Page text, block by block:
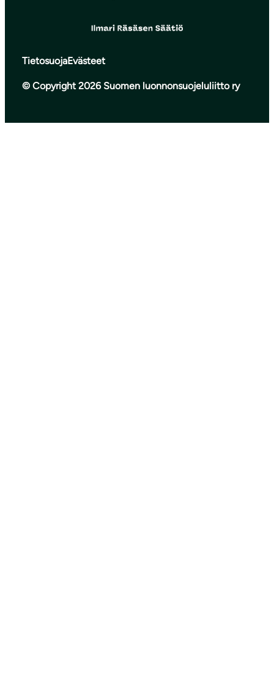
TietosuojaEvästeet
© Copyright 2026 Suomen luonnonsuojeluliitto ry